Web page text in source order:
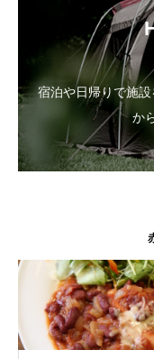
宿泊や日帰りで施
か